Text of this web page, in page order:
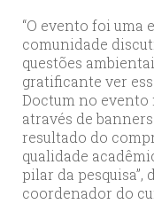
“O evento foi uma
comunidade
questões
gratificante ver
Doctum no evento
através de
resultado do
qualidade
pilar da pesquisa”,
coordenador do